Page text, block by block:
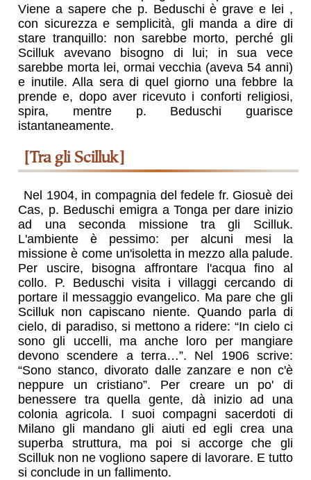
Viene a sapere che p. Beduschi è grave e lei ,
con sicurezza e semplicità, gli manda a dire di
stare tranquillo: non sarebbe morto, perché gli
Scilluk avevano bisogno di lui; in sua vece
sarebbe morta lei, ormai vecchia (aveva 54 anni)
e inutile. Alla sera di quel giorno una febbre la
prende e, dopo aver ricevuto i conforti religiosi,
spira, mentre p. Beduschi guarisce
istantaneamente.
[tra gli Scilluk]
Nel 1904, in compagnia del fedele fr. Giosuè dei
Cas, p. Beduschi emigra a Tonga per dare inizio
ad una seconda missione tra gli Scilluk.
L'ambiente è pessimo: per alcuni mesi la
missione è come un'isoletta in mezzo alla palude.
Per uscire, bisogna affrontare l'acqua fino al
collo. P. Beduschi visita i villaggi cercando di
portare il messaggio evangelico. Ma pare che gli
Scilluk non capiscano niente. Quando parla di
cielo, di paradiso, si mettono a ridere: “In cielo ci
sono gli uccelli, ma anche loro per mangiare
devono scendere a terra…”. Nel 1906 scrive:
“Sono stanco, divorato dalle zanzare e non c'è
neppure un cristiano”. Per creare un po' di
benessere tra quella gente, dà inizio ad una
colonia agricola. I suoi compagni sacerdoti di
Milano gli mandano gli aiuti ed egli crea una
superba struttura, ma poi si accorge che gli
Scilluk non ne vogliono sapere di lavorare. E tutto
si conclude in un fallimento.